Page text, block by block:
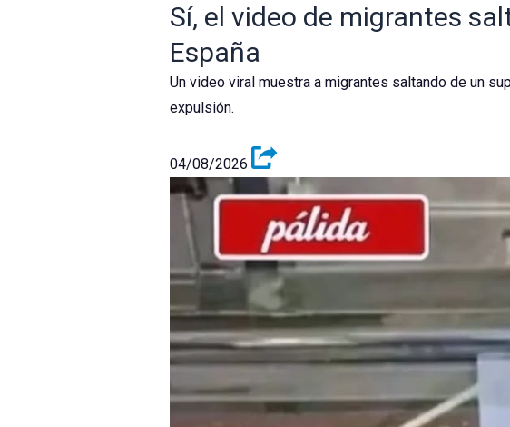
Sí, el video de migrantes
España
Un video viral muestra a migrantes saltando de un
expulsión.
04/08/2026